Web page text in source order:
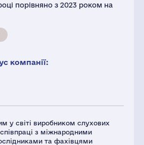
у світі виробником слухових
співпраці з міжнародними
та фахівцями
порівняно з 2023 роком на
компанії: